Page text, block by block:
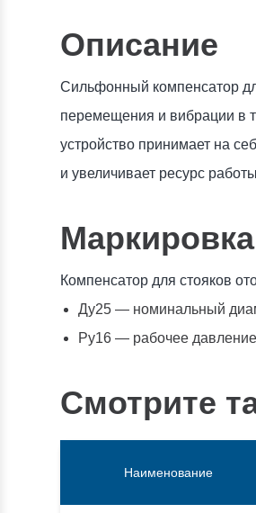
Описание
Сильфонный компенсатор
перемещения и вибрации в
устройство принимает на
и увеличивает ресурс
Маркировка
Компенсатор для стояков
Ду25 — номинальный
Ру16 — рабочее
Смотрите
Наименование